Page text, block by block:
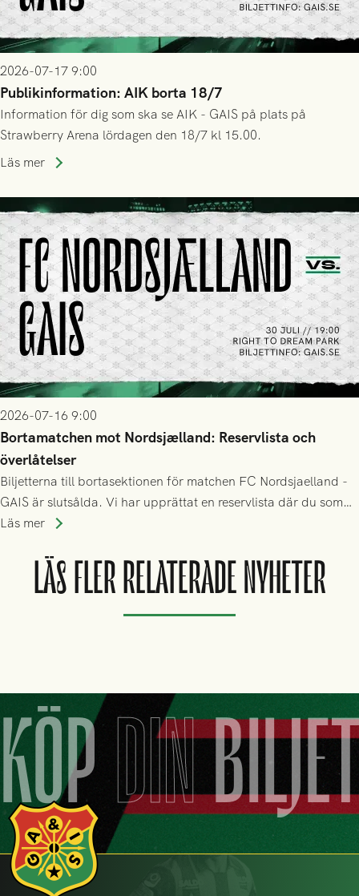
2026-07-17 9:00
Publikinformation: AIK borta 18/7
Information för dig som ska se AIK - GAIS på plats på
Strawberry Arena lördagen den 18/7 kl 15.00.
Läs mer
2026-07-16 9:00
Bortamatchen mot Nordsjælland: Reservlista och
överlåtelser
Biljetterna till bortasektionen för matchen FC Nordsjaelland -
GAIS är slutsålda. Vi har upprättat en reservlista där du som
ännu inte har någon biljett kan anmäla ditt intresse. Du kan
Läs mer
LÄS FLER RELATERADE NYHETER
KÖPDIN